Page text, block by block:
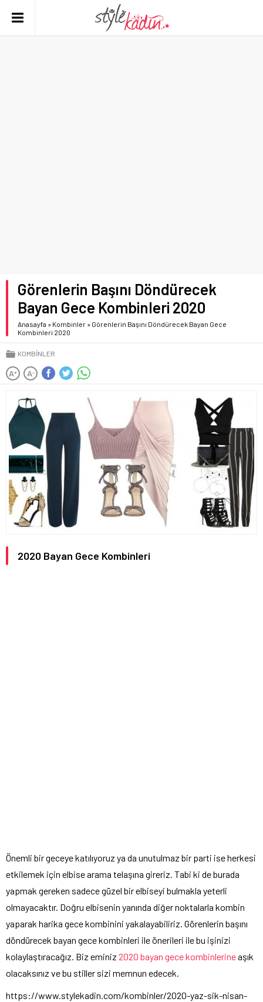
Görenlerin Başını Döndürecek
Bayan Gece Kombinleri 2020
Anasayfa » Kombinler » Görenlerin Başını Döndürecek Bayan Gece
Kombinleri 2020
KOMBINLER
A+ A-
2020 Bayan Gece Kombinleri
Önemli bir geceye katılıyoruz ya da unutulmaz bir parti ise herkesi
etkilemek için elbise arama telaşına gireriz. Tabi ki de burada
yapmak gereken sadece güzel bir elbiseyi bulmakla yeterli
olmayacaktır. Doğru elbisenin yanında diğer noktalarla kombin
yaparak harika gece kombinini yakalayabiliriz. Görenlerin başını
döndürecek bayan gece kombinleri ile önerileri ile bu işinizi
kolaylaştıracağız. Biz eminiz 2020 bayan gece kombinlerineaşık
olacaksınız ve bu stiller sizi memnun edecek.
https://www.stylekadin.com/kombinler/2020-yaz-sik-nisan-